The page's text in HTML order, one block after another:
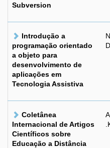
Subversion
Introdução a
programação orientado
a objeto para
desenvolvimento de
aplicações em
Tecnologia Assistiva
Coletânea
Internacional de Artigos
Científicos sobre
Educação a Distância